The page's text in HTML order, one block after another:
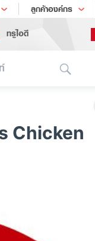
ลูกค้าองค์กร
เทรนด์เทคโนโลยี
ทรูไอดี
Chicken